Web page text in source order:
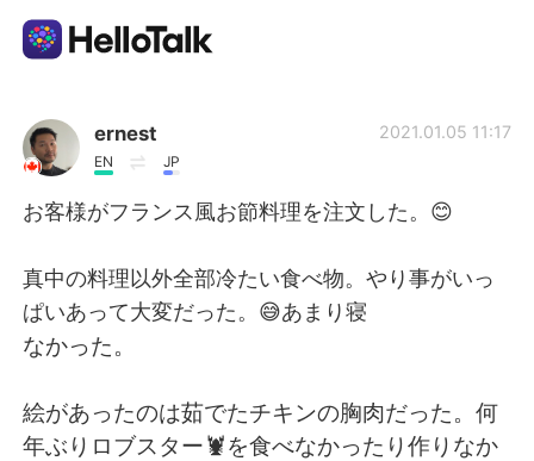
Aplicativo de troca de idioma
AI Grammar Checker
English
繁體中文 Español
ernest
EN JP
2021.01.05 11:17
お客様がフランス風お節料理を注文した。😊
真中の料理以外全部冷たい食べ物。やり事がいっ
ぱいあって大変だった。😅あまり寝
なかった。
絵があったのは茹でたチキンの胸肉だった。何
年ぶりロブスター🦞を食べなかったり作りなか